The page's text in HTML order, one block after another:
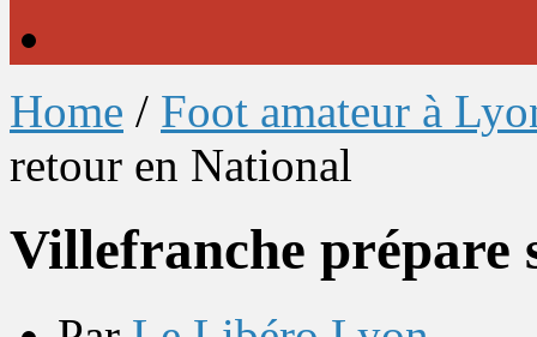
Home / Foot amateur à
retour en National
Villefranche prépare